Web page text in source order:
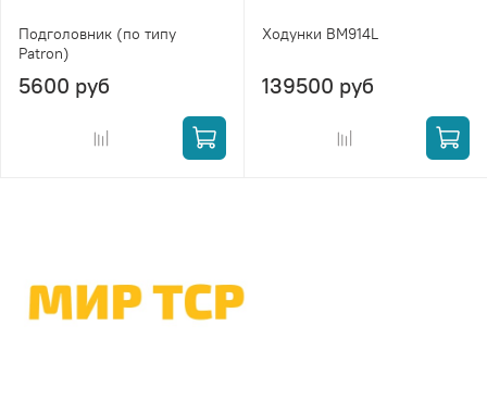
Подголовник (по типу
Patron)
5600 руб
Ходунки BM914L
139500 руб